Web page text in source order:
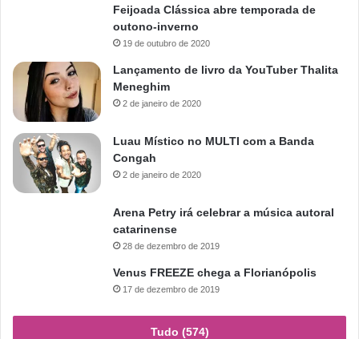
Feijoada Clássica abre temporada de
outono-inverno
19 de outubro de 2020
Lançamento de livro da YouTuber Thalita
Meneghim
2 de janeiro de 2020
Luau Místico no MULTI com a Banda
Congah
2 de janeiro de 2020
Arena Petry irá celebrar a música autoral
catarinense
28 de dezembro de 2019
Venus FREEZE chega a Florianópolis
17 de dezembro de 2019
Tudo (574)